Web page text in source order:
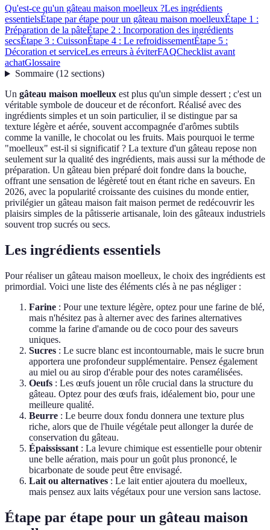
Qu'est-ce qu'un gâteau maison moelleux ?Les ingrédients
essentielsÉtape par étape pour un gâteau maison moelleuxÉtape 1 :
Préparation de la pâteÉtape 2 : Incorporation des ingrédients
secsÉtape 3 : CuissonÉtape 4 : Le refroidissementÉtape 5 :
Décoration et serviceLes erreurs à éviterFAQChecklist avant
achatGlossaire
Sommaire(12 sections)
Un gâteau maison moelleux est plus qu'un simple dessert ; c'est un
véritable symbole de douceur et de réconfort. Réalisé avec des
ingrédients simples et un soin particulier, il se distingue par sa
texture légère et aérée, souvent accompagnée d'arômes subtils
comme la vanille, le chocolat ou les fruits. Mais pourquoi le terme
"moelleux" est-il si significatif ? La texture d'un gâteau repose non
seulement sur la qualité des ingrédients, mais aussi sur la méthode de
préparation. Un gâteau bien préparé doit fondre dans la bouche,
offrant une sensation de légèreté tout en étant riche en saveurs. En
2026, avec la popularité croissante des cuisines du monde entier,
privilégier un gâteau maison fait maison permet de redécouvrir les
plaisirs simples de la pâtisserie artisanale, loin des gâteaux industriels
souvent trop sucrés ou secs.
Les ingrédients essentiels
Pour réaliser un gâteau maison moelleux, le choix des ingrédients est
primordial. Voici une liste des éléments clés à ne pas négliger :
Farine : Pour une texture légère, optez pour une farine de blé,
mais n'hésitez pas à alterner avec des farines alternatives
comme la farine d'amande ou de coco pour des saveurs
uniques.
Sucres : Le sucre blanc est incontournable, mais le sucre brun
apportera une profondeur supplémentaire. Pensez également
au miel ou au sirop d'érable pour des notes caramélisées.
Oeufs : Les œufs jouent un rôle crucial dans la structure du
gâteau. Optez pour des œufs frais, idéalement bio, pour une
meilleure qualité.
Beurre : Le beurre doux fondu donnera une texture plus
riche, alors que de l'huile végétale peut allonger la durée de
conservation du gâteau.
Épaississant : La levure chimique est essentielle pour obtenir
une belle aération, mais pour un goût plus prononcé, le
bicarbonate de soude peut être envisagé.
Lait ou alternatives : Le lait entier ajoutera du moelleux,
mais pensez aux laits végétaux pour une version sans lactose.
Étape par étape pour un gâteau maison